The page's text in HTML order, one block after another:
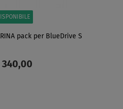
pack per BlueDrive S
340,00